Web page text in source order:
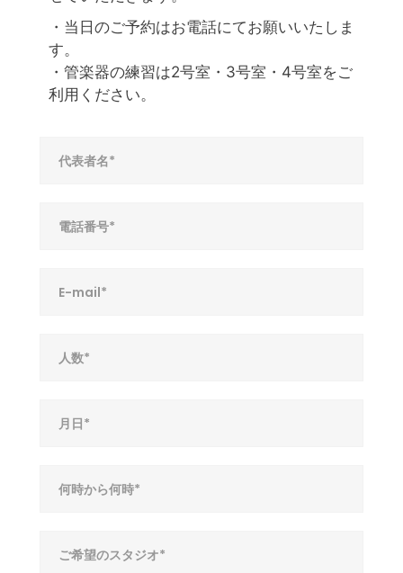
・当日のご予約はお電話にてお願いいたしま
す。
・管楽器の練習は2号室・3号室・4号室をご
利用ください。